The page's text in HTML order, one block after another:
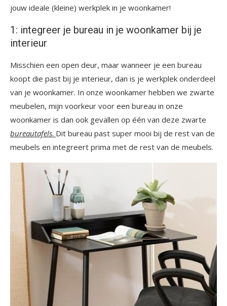
jouw ideale (kleine) werkplek in je woonkamer!
1: integreer je bureau in je woonkamer bij je
interieur
Misschien een open deur, maar wanneer je een bureau
koopt die past bij je interieur, dan is je werkplek onderdeel
van je woonkamer. In onze woonkamer hebben we zwarte
meubelen, mijn voorkeur voor een bureau in onze
woonkamer is dan ook gevallen op één van deze zwarte
bureautafels. Dit bureau past super mooi bij de rest van de
meubels en integreert prima met de rest van de meubels.